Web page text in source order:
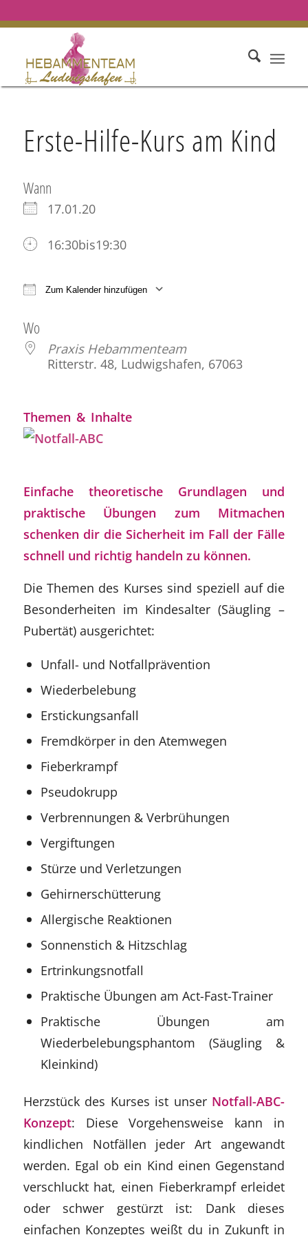
Erste-Hilfe-Kurs am Kind
Wann
17.01.20
16:30bis19:30
Zum Kalender hinzufügen
Wo
Praxis Hebammenteam
Ritterstr. 48, Ludwigshafen, 67063
Themen & Inhalte
Einfache theoretische Grundlagen und
praktische Übungen zum Mitmachen
schenken dir die Sicherheit im Fall der Fälle
schnell und richtig handeln zu können.
Die Themen des Kurses sind speziell auf die
Besonderheiten im Kindesalter (Säugling –
Pubertät) ausgerichtet:
Unfall- und Notfallprävention
Wiederbelebung
Erstickungsanfall
Fremdkörper in den Atemwegen
Fieberkrampf
Pseudokrupp
Verbrennungen & Verbrühungen
Vergiftungen
Stürze und Verletzungen
Gehirnerschütterung
Allergische Reaktionen
Sonnenstich & Hitzschlag
Ertrinkungsnotfall
Praktische Übungen am Act-Fast-Trainer
Praktische Übungen am
Wiederbelebungsphantom (Säugling &
Kleinkind)
Herzstück des Kurses ist unser Notfall-ABC-
Konzept: Diese Vorgehensweise kann in
kindlichen Notfällen jeder Art angewandt
werden. Egal ob ein Kind einen Gegenstand
verschluckt hat, einen Fieberkrampf erleidet
oder schwer gestürzt ist: Dank dieses
einfachen Konzeptes weißt du in Zukunft in